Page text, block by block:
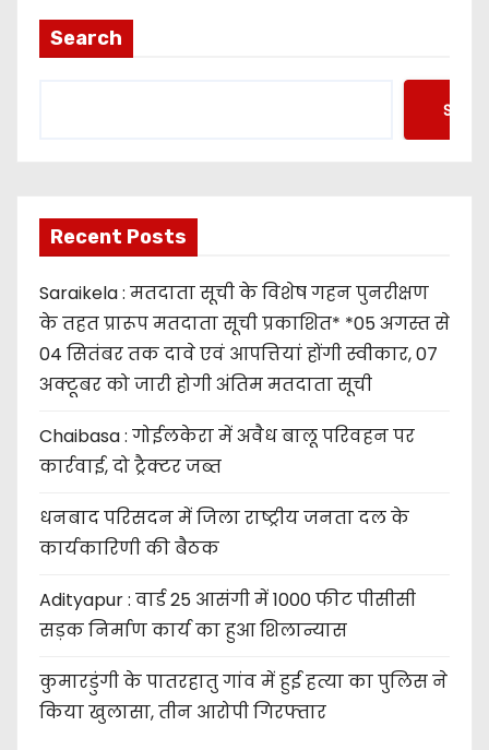
Search
Recent Posts
Saraikela : मतदाता सूची के विशेष गहन पुनरीक्षण
के तहत प्रारूप मतदाता सूची प्रकाशित* *05 अगस्त से
04 सितंबर तक दावे एवं आपत्तियां होंगी स्वीकार, 07
अक्टूबर को जारी होगी अंतिम मतदाता सूची
Chaibasa : गोईलकेरा में अवैध बालू परिवहन पर
कार्रवाई, दो ट्रैक्टर जब्त
धनबाद परिसदन में जिला राष्ट्रीय जनता दल के
कार्यकारिणी की बैठक
Adityapur : वार्ड 25 आसंगी में 1000 फीट पीसीसी
सड़क निर्माण कार्य का हुआ शिलान्यास
कुमारडुंगी के पातरहातु गांव में हुई हत्या का पुलिस ने
किया खुलासा, तीन आरोपी गिरफ्तार